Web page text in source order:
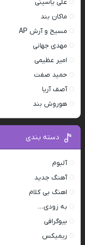
علی یاسینی
ماکان بند
مسیح و آرش AP
مهدی جهانی
امیر عظیمی
حمید صفت
آصف آریا
هوروش بند
دسته بندی
آلبوم
آهنگ جدید
اهنگ بی کلام
به زودی…
بیوگرافی
ریمیکس